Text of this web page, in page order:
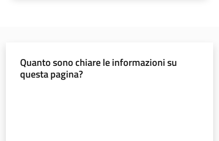
Novità
Quanto sono chiare le informazioni su
questa pagina?